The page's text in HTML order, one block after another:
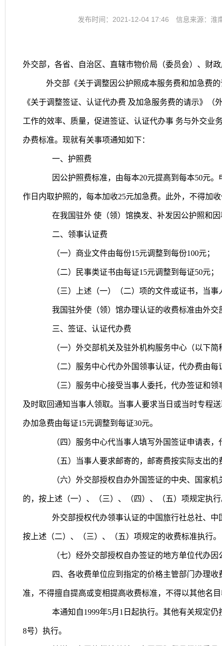
发布时间：2021-12-04 17:46 信息来源：淮
外交部，各省、自治区、直辖市物价局（委员会）、财
外交部《关于调整因公护照成本服务费和加急费
《关于调整签证、认证代办费 及加急服务费的请示》（
工作的效率、质量，促进签证、认证代办事 务与外交业
办费标准。现就有关事项通知如下：
一、护照费
因公护照费标准，由每本20元提高到每本50元。
作日内取护照的，每本加收25元加急费。此外，不得加
在我国驻外 使（领）馆换发、补发因公护照和
二、领事认证费
（一）商业文件由每份15元调整到每份100元；
（二）民事类证书由每证15元调整到每证50元；
（三）上述（一）（二）项的文件或证书，当事
我国驻外使（领）馆办理认证的收费标准由外
三、签证、认证代办费
（一）外交部机关及驻外机构服务中心（以下
（二）服务中心代办外国领事认证，代办费由每
（三）服务中心接受当事人委托，代办签证和
及时取回通知当事人领取。当事人要求当日或当时专程
办加急费由每证15元调整到每证30元。
（四）服务中心代当事人填写外国签证申请表，
（五）当事人要求邮寄的，邮寄费按实际支出的
（六）外交部授权自办外国签证的中央、国家
的，按上述（一）、（三）、（四）、（五）项规定执
外交部授权代办领事认证的中国旅行社总社、
按上述（二）、（三）、（五）项规定的收费标准执行。
（七）经外交部授权自办签证的地方单位代办
四、各收费单位应到指定的价格主管部门办理
准，不得擅自提高或变相提高收费标准，不得以其他名
本通知自1999年5月 1 日起执行。其他有关规定
8号）执行。